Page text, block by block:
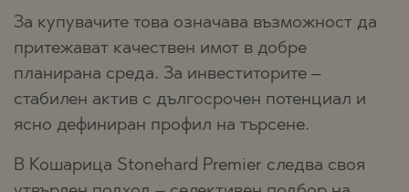
За купувачите това означава възможност да
притежават качествен имот в добре
планирана среда. За инвеститорите –
стабилен актив с дългосрочен потенциал и
ясно дефиниран профил на търсене.
В Кошарица Stonehard Premier следва своя